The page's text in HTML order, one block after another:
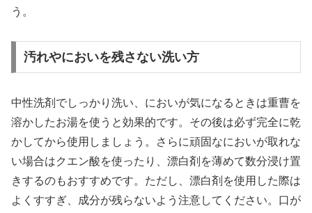
う。
汚れやにおいを残さない洗い方
中性洗剤でしっかり洗い、においが気になるときは重曹を
溶かしたお湯を使うと効果的です。その後は必ず完全に乾
かしてから使用しましょう。さらに頑固なにおいが取れな
い場合はクエン酸を使ったり、漂白剤を薄めて数分浸け置
きするのもおすすめです。ただし、漂白剤を使用した際は
よくすすぎ、成分が残らないよう注意してください。口が